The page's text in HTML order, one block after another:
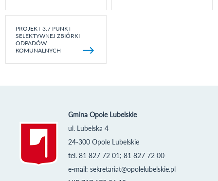
PROJEKT 3.7 PUNKT
SELEKTYWNEJ ZBIÓRKI
ODPADÓW
KOMUNALNYCH
Gmina Opole Lubelskie
ul. Lubelska 4
24-300 Opole Lubelskie
tel. 81 827 72 01; 81 827 72 00
e-mail: sekretariat@opolelubelskie.pl